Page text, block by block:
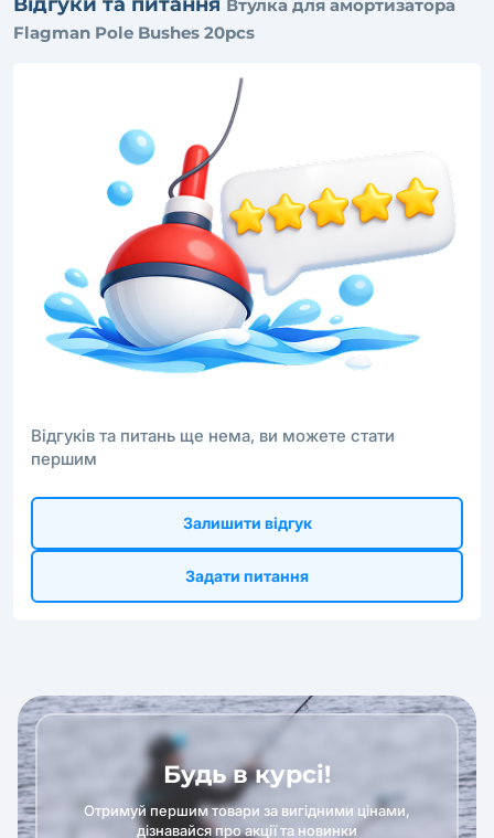
Втулка для амортизатора
Flagman Pole Bushes 20pcs
Відгуків та питань ще нема, ви можете стати
першим
Залишити відгук
Задати питання
Будь в курсі!
Отримуй першим товари за вигідними цінами,
дізнавайся про акції та новинки